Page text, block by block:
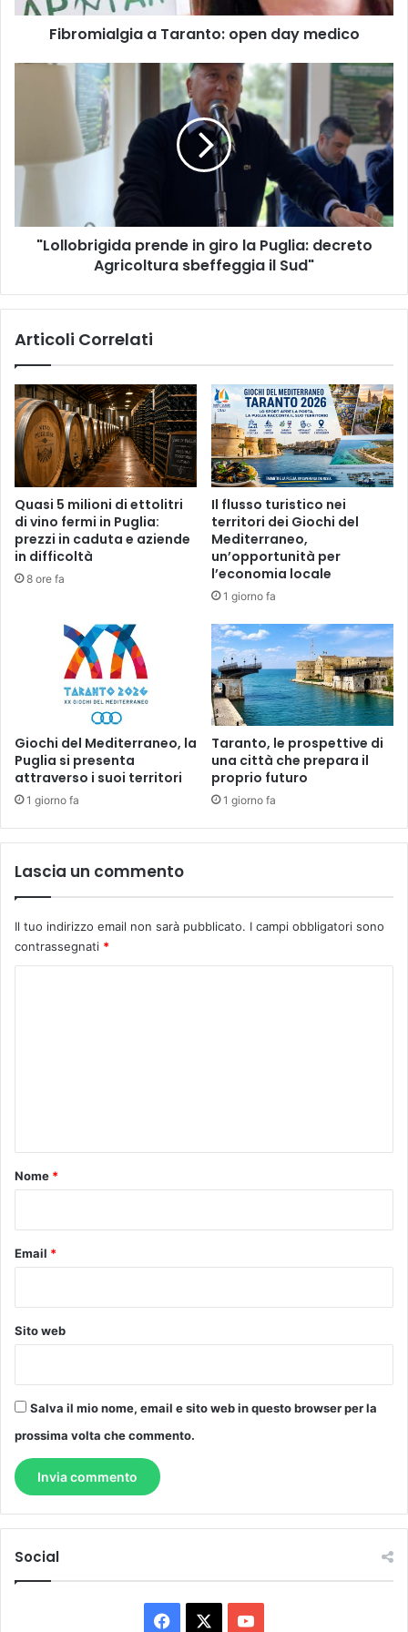
Fibromialgia a Taranto: open day medico
Puglia:
sbeffeggia
"Lollobrigida prende in giro la Puglia: decreto
Agricoltura sbeffeggia il Sud"
Articoli Correlati
Quasi 5 milioni di ettolitri
di vino fermi in Puglia:
prezzi in caduta e aziende
in difficoltà
8 ore fa
Il flusso turistico nei
territori dei Giochi del
Mediterraneo,
un’opportunità per
l’economia locale
1 giorno fa
Giochi del Mediterraneo, la
Puglia si presenta
attraverso i suoi territori
1 giorno fa
Taranto, le prospettive di
una città che prepara il
proprio futuro
1 giorno fa
Lascia un commento
Il tuo indirizzo email non sarà pubblicato. I campi obbligatori sono
contrassegnati *
o
Nome *
Email *
Sito web
Salva il mio nome, email e sito web in questo browser per la
prossima volta che commento.
Social
Facebook You